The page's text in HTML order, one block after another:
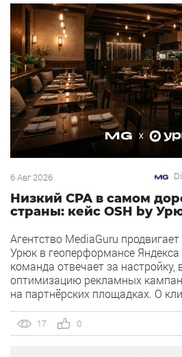
6 Авг 2026
Низкий CPA в самом
страны: кейс OSH by
Агентство MediaGuru
Урюк в геоперформансе
команда отвечает за настройку,
оптимизацию рекламных
на партнёрских площадках. О
объединивший концепцию
«Урюк». Концепт строится […]
17 0